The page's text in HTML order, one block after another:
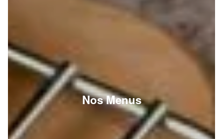
Nos Menus